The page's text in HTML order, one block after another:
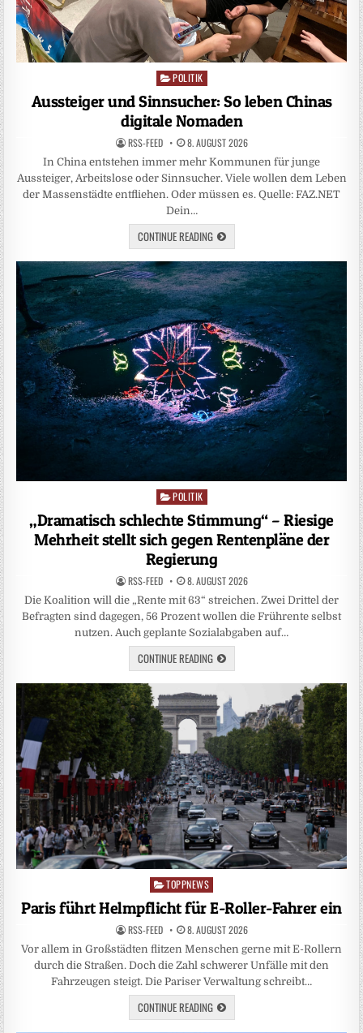
Posted
POLITIK
Aussteiger und Sinnsucher: So leben Chinas
digitale Nomaden
RSS-FEED 8. AUGUST 2026
In China entstehen immer mehr Kommunen für junge
Aussteiger, Arbeitslose oder Sinnsucher. Viele wollen dem Leben
der Massenstädte entfliehen. Oder müssen es. Quelle: FAZ.NET
Dein…
CONTINUE READING
Posted
in
POLITIK
„Dramatisch schlechte Stimmung“ – Riesige
Mehrheit stellt sich gegen Rentenpläne der
Regierung
RSS-FEED 8. AUGUST 2026
Die Koalition will die „Rente mit 63“ streichen. Zwei Drittel der
Befragten sind dagegen, 56 Prozent wollen die Frührente selbst
nutzen. Auch geplante Sozialabgaben auf…
CONTINUE READING
Posted
in
TOPPNEWS
Paris führt Helmpflicht für E-Roller-Fahrer ein
RSS-FEED 8. AUGUST 2026
Vor allem in Großstädten flitzen Menschen gerne mit E-Rollern
durch die Straßen. Doch die Zahl schwerer Unfälle mit den
Fahrzeugen steigt. Die Pariser Verwaltung schreibt…
CONTINUE READING